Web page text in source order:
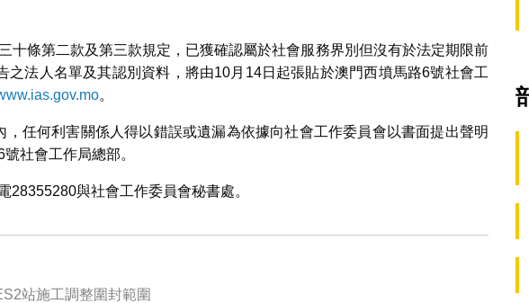
十條第二款及第三款規定，已獲確認屬於社會服務界別但沒有於法定期限前
之法人名單及其認別資料，將由10月14日起張貼於澳門西墳馬路6號社會工
。
，任何利害關係人得以錯誤或遺漏為依據向社會工作委員會以書面提出聲明
社會工作局總部。
28355280與社會工作委員會秘書處。
站施工調整圍封範圍